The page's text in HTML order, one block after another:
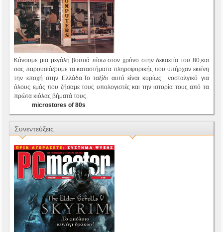
Κάνουμε μια μεγάλη βουτιά πίσω στον χρόνο στην δεκαετία του 80,και
σας παρουσιάζουμε τα καταστήματα πληροφορικής που υπήρχαν εκείνη
την εποχή στην Ελλάδα.Το ταξίδι αυτό είναι κυρίως νοσταλγικό για
όλους εμάς που ζήσαμε τους υπολογιστές και την ιστορία τους από τα
πρώτα κιόλας βήματά τους.
microstores of 80s
Συνεντεύξεις